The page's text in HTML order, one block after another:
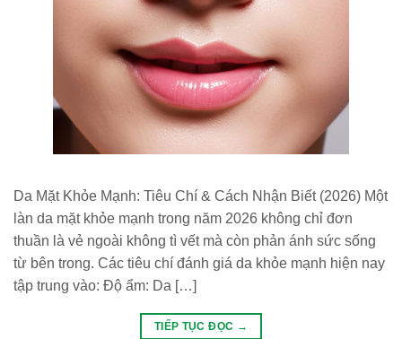
Da Mặt Khỏe Mạnh: Tiêu Chí & Cách Nhận Biết (2026) Một
làn da mặt khỏe mạnh trong năm 2026 không chỉ đơn
thuần là vẻ ngoài không tì vết mà còn phản ánh sức sống
từ bên trong. Các tiêu chí đánh giá da khỏe mạnh hiện nay
tập trung vào: Độ ẩm: Da […]
TIẾP TỤC ĐỌC →